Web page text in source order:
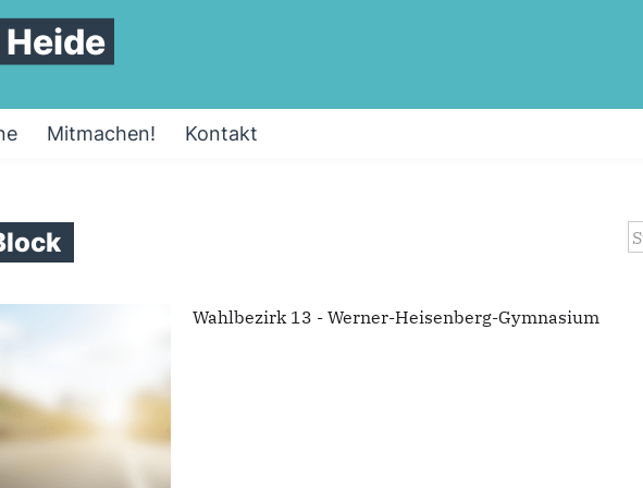
Mitmachen! Kontakt
Wahlbezirk 13 - Werner-Heisenberg-Gymnasium